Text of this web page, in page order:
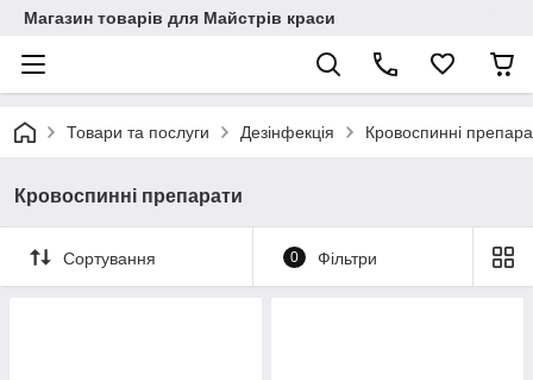
Магазин товарів для Майстрів краси
Товари та послуги Дезінфекція Кровоспинні
Кровоспинні препарати
Сортування 0 Фільтри